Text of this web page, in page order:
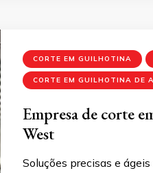
CORTE EM GUILHOTINA
CORTE EM GUILHOTINA DE
Empresa de corte
West
Soluções precisas e